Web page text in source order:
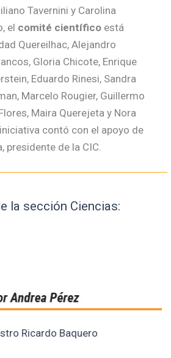
Tavernini y Carolina
el comité científico está
Quereilhac, Alejandro
Gloria Chicote, Enrique
Eduardo Rinesi, Sandra
Marcelo Rougier, Guillermo
Maira Querejeta y Nora
contó con el apoyo de
presidente de la CIC.
la sección Ciencias:
Ricardo Baquero